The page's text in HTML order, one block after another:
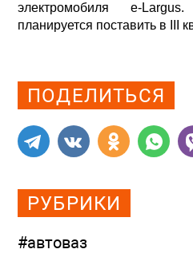
электромобиля e-
планируется поставить в III
ПОДЕЛИТЬСЯ
РУБРИКИ
#автоваз